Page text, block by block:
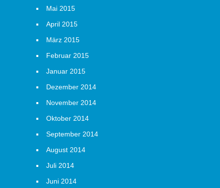
Mai 2015
April 2015
März 2015
Februar 2015
Januar 2015
Dezember 2014
November 2014
Oktober 2014
September 2014
August 2014
Juli 2014
Juni 2014